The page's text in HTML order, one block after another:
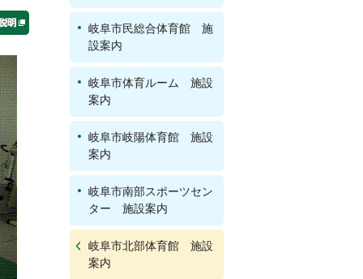
岐阜市民総合体育館 施
設案内
岐阜市体育ルーム 施設
案内
岐阜市岐陽体育館 施設
案内
岐阜市南部スポーツセン
ター 施設案内
岐阜市北部体育館 施設
案内